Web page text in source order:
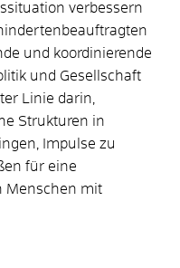
verbessern
und koordinierende
und Gesellschaft
Linie darin,
Strukturen in
Impulse zu
für eine
Menschen mit